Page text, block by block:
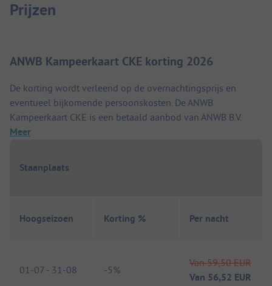
Prijzen
ANWB Kampeerkaart CKE korting 2026
De korting wordt verleend op de overnachtingsprijs en
eventueel bijkomende persoonskosten. De ANWB
Kampeerkaart CKE is een betaald aanbod van ANWB B.V.
Meer
Staanplaats
Hoogseizoen Korting % Per nacht
01-07 - 31-08 -5%
Van 59,50 EUR
Van 56,52 EUR